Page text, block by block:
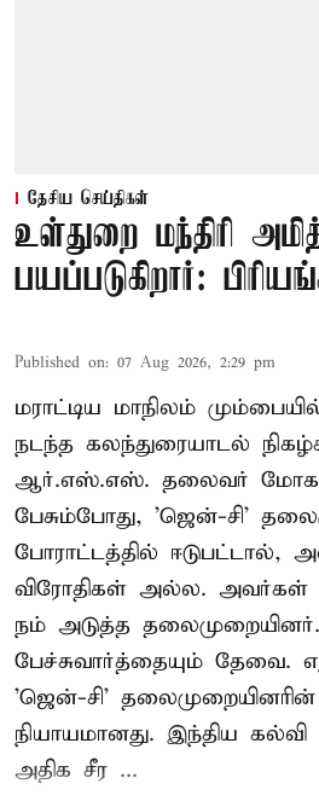
தேசிய செய்திகள்
உள்துறை மந்திரி
பயப்படுகிறார்:
Published on: 07 Aug 2026, 2:29 pm
மராட்டிய மாநிலம்
நடந்த கலந்துரையாடல்
ஆர்.எஸ்.எஸ். தலைவர்
பேசும்போது, 'ஜென்-சி'
போராட்டத்தில் ஈடுபட்டால்,
விரோதிகள் அல்ல.
நம் அடுத்த
பேச்சுவார்த்தையும் தேவை.
'ஜென்-சி'
நியாயமானது. இந்திய
அதிக சீர ...